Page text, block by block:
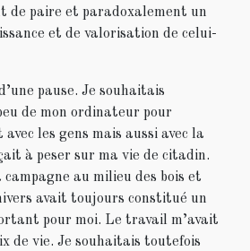
de paire et paradoxalement un
et de valorisation de celui-
pause. Je souhaitais
de mon ordinateur pour
les gens mais aussi avec la
à peser sur ma vie de citadin.
au milieu des bois et
avait toujours constitué un
pour moi. Le travail m’avait
de vie. Je souhaitais toutefois